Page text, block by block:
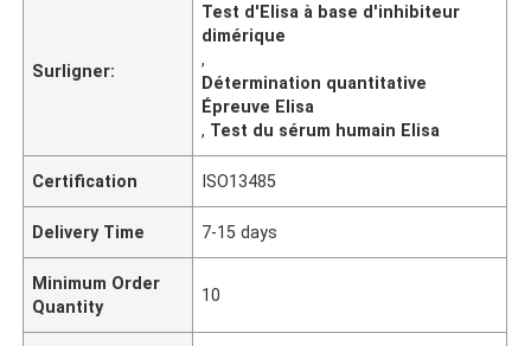
Surligner:
Test d'Elisa à base d'inhibiteur
dimérique
,
Détermination quantitative
Épreuve Elisa
, Test du sérum humain Elisa
Certification ISO13485
Delivery Time 7-15 days
Minimum Order
Quantity
10